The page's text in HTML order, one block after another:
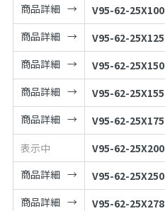
商品詳細
V95-62-25X100
商品詳細
V95-62-25X125
商品詳細
V95-62-25X150
商品詳細
V95-62-25X155
商品詳細
V95-62-25X175
表示中
V95-62-25X200
商品詳細
V95-62-25X250
商品詳細
V95-62-25X278